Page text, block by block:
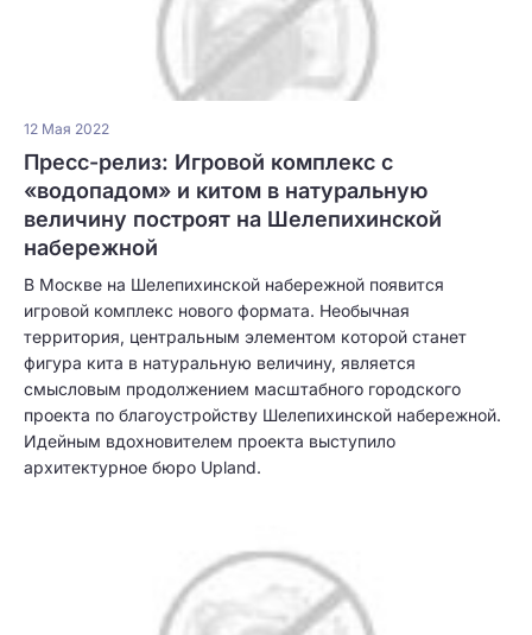
12 Мая 2022
Пресс-релиз: Игровой комплекс с
«водопадом» и китом в натуральную
величину построят на Шелепихинской
набережной
В Москве на Шелепихинской набережной появится
игровой комплекс нового формата. Необычная
территория, центральным элементом которой станет
фигура кита в натуральную величину, является
смысловым продолжением масштабного городского
проекта по благоустройству Шелепихинской набережной.
Идейным вдохновителем проекта выступило
архитектурное бюро Upland.